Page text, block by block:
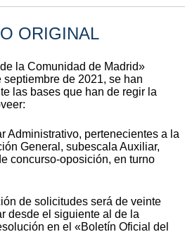
ORIGINAL
la Comunidad de Madrid»
septiembre de 2021, se han
las bases que han de regir la
Administrativo, pertenecientes a la
General, subescala Auxiliar,
concurso-oposición, en turno
de solicitudes será de veinte
desde el siguiente al de la
en el «Boletín Oficial del